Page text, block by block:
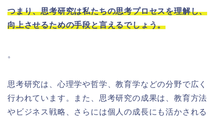
つまり、思考研究は私たちの思考プロセスを理解し、
向上させるための手段と言えるでしょう。
。
思考研究は、心理学や哲学、教育学などの分野で広く
行われています。また、思考研究の成果は、教育方法
やビジネス戦略、さらには個人の成長にも活かされる